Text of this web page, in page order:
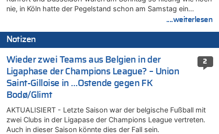
nie, in Köln hatte der Pegelstand schon am Samstag ein…
....weiterlesen
Notizen
2
Wieder zwei Teams aus Belgien in der
Ligaphase der Champions League? – Union
Saint-Gilloise in …Ostende gegen FK
Bodø/Glimt
AKTUALISIERT - Letzte Saison war der belgische Fußball mit
zwei Clubs in der Ligapase der Champions League vertreten.
Auch in dieser Saison könnte dies der Fall sein.